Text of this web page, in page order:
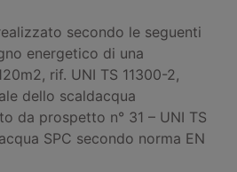
secondo le seguenti
energetico di una
rif. UNI TS 11300-2,
dello scaldacqua
da prospetto n° 31 – UNI TS
SPC secondo norma EN